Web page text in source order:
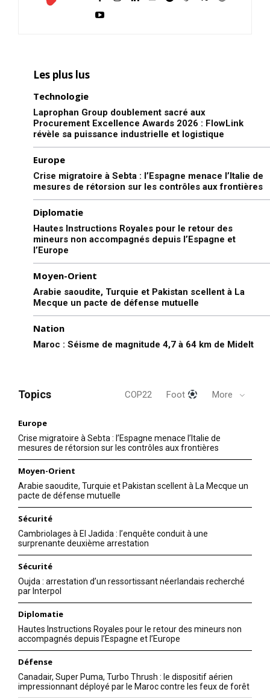
Les plus lus
Technologie
Laprophan Group doublement sacré aux
Procurement Excellence Awards 2026 : FlowLink
révèle sa puissance industrielle et logistique
Europe
Crise migratoire à Sebta : l’Espagne menace l’Italie de
mesures de rétorsion sur les contrôles aux frontières
Diplomatie
Hautes Instructions Royales pour le retour des
mineurs non accompagnés depuis l’Espagne et
l’Europe
Moyen-Orient
Arabie saoudite, Turquie et Pakistan scellent à La
Mecque un pacte de défense mutuelle
Nation
Maroc : Séisme de magnitude 4,7 à 64 km de Midelt
Topics COP22 Foot More
Europe
Crise migratoire à Sebta : l’Espagne menace l’Italie de
mesures de rétorsion sur les contrôles aux frontières
Moyen-Orient
Arabie saoudite, Turquie et Pakistan scellent à La Mecque un
pacte de défense mutuelle
Sécurité
Cambriolages à El Jadida : l’enquête conduit à une
surprenante deuxième arrestation
Sécurité
Oujda : arrestation d’un ressortissant néerlandais recherché
par Interpol
Diplomatie
Hautes Instructions Royales pour le retour des mineurs non
accompagnés depuis l’Espagne et l’Europe
Défense
Canadair, Super Puma, Turbo Thrush : le dispositif aérien
impressionnant déployé par le Maroc contre les feux de forêt